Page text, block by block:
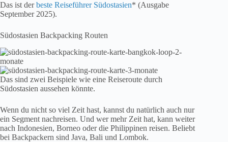
Das ist derbeste Reiseführer Südostasien* (Ausgabe
September 2025).
Südostasien Backpacking Routen
Das sind zwei Beispiele wie eine Reiseroute durch
Südostasien aussehen könnte.
Wenn du nicht so viel Zeit hast, kannst du natürlich auch nur
ein Segment nachreisen. Und wer mehr Zeit hat, kann weiter
nach Indonesien, Borneo oder die Philippinen reisen. Beliebt
bei Backpackern sind Java, Bali und Lombok.